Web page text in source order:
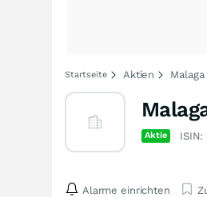
Startseite Aktien
Aktie ISIN:
Alarme einrichten